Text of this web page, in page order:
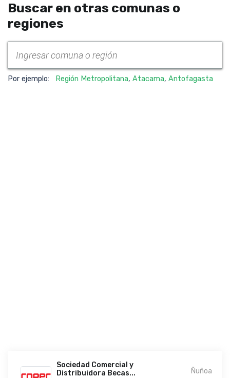
Buscar en otras comunas o
regiones
Por ejemplo: Región Metropolitana, Atacama, Antofagasta
Sociedad Comercial y
Distribuidora Becas...
Ñuñoa